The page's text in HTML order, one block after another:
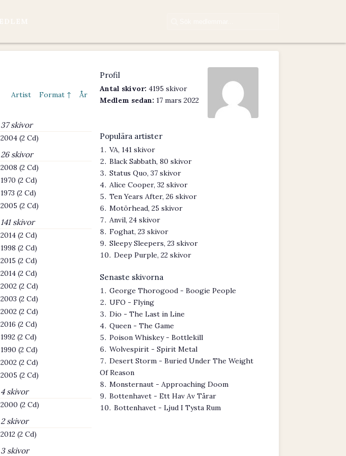
Artist Format ↑ År
37 skivor
2004 (2 Cd)
26 skivor
2008 (2 Cd)
1970 (2 Cd)
1973 (2 Cd)
2005 (2 Cd)
141 skivor
2014 (2 Cd)
1998 (2 Cd)
2015 (2 Cd)
2014 (2 Cd)
2002 (2 Cd)
2003 (2 Cd)
2002 (2 Cd)
2016 (2 Cd)
1992 (2 Cd)
1990 (2 Cd)
2002 (2 Cd)
2005 (2 Cd)
4 skivor
2000 (2 Cd)
2 skivor
2012 (2 Cd)
3 skivor
Profil
Antal skivor: 4195 skivor
Medlem sedan: 17 mars 2022
Populära artister
VA, 141 skivor
Black Sabbath, 80 skivor
Status Quo, 37 skivor
Alice Cooper, 32 skivor
Ten Years After, 26 skivor
Motörhead, 25 skivor
Anvil, 24 skivor
Foghat, 23 skivor
Sleepy Sleepers, 23 skivor
Deep Purple, 22 skivor
Senaste skivorna
George Thorogood - Boogie People
UFO - Flying
Dio - The Last in Line
Queen - The Game
Poison Whiskey - Bottlekill
Wolvespirit - Spirit Metal
Desert Storm - Buried Under The Weight
Of Reason
Monsternaut - Approaching Doom
Bottenhavet - Ett Hav Av Tårar
Bottenhavet - Ljud I Tysta Rum